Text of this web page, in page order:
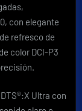
con elegante
refresco de
color DCI-P3
Ultra con